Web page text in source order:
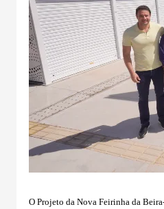
O Projeto da Nova Feirinha da